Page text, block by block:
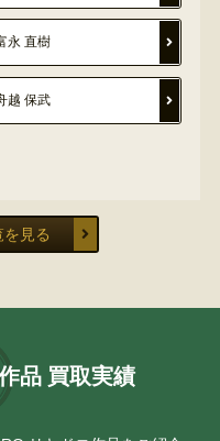
永 直樹
越 保武
見る
品 買取実績